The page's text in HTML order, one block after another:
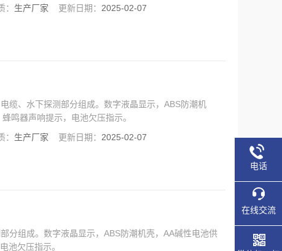
： 生产厂家 更新日期： 2025-02-07
缆、水下探测部分组成。数字液晶显示，ABS防潮机
鸣器声响提示，电池欠压指示。
： 生产厂家 更新日期： 2025-02-07
分组成。数字液晶显示，ABS防潮机壳，AA碱性电池供
池欠压指示。
电话
在线交流